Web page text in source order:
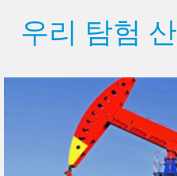
우리 탐험